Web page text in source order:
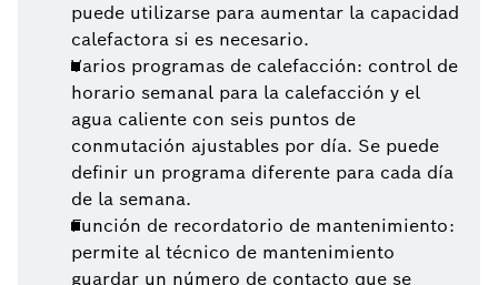
puede utilizarse para aumentar la capacidad
calefactora si es necesario.
Varios programas de calefacción: control de
horario semanal para la calefacción y el
agua caliente con seis puntos de
conmutación ajustables por día. Se puede
definir un programa diferente para cada día
de la semana.
Función de recordatorio de mantenimiento:
permite al técnico de mantenimiento
guardar un número de contacto que se